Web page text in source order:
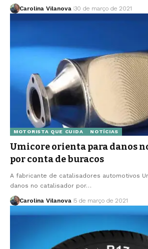
Carolina Vilanova 30 de março de 2021
MOTORISTA QUE CUIDA NOTÍCIAS
Umicore orienta para danos
por conta de buracos
A fabricante de catalisadores automotivos
danos no catalisador por…
Carolina Vilanova 5 de março de 2021